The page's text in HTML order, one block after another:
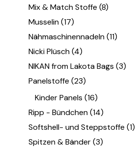
Mix & Match Stoffe (8)
Musselin (17)
Nähmaschinennadeln (11)
Nicki Plüsch (4)
NIKAN from Lakota Bags (3)
Panelstoffe (23)
Kinder Panels (16)
Ripp - Bündchen (14)
Softshell- und Steppstoffe (1)
Spitzen & Bänder (3)